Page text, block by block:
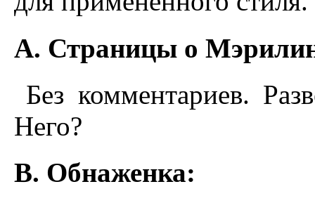
A. Страницы о
Без комментариев.
Него?
B. Обнаженка: